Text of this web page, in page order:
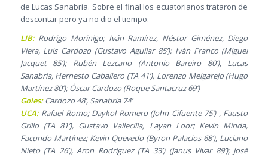
de Lucas Sanabria. Sobre el final los ecuatorianos trataron de
descontar pero ya no dio el tiempo.
LIB:Rodrigo Morinigo; Iván Ramírez, Néstor Giménez, Diego
Viera, Luis Cardozo (Gustavo Aguilar 85’); Iván Franco (Miguel
Jacquet 85’); Rubén Lezcano (Antonio Bareiro 80’), Lucas
Sanabria, Hernesto Caballero (TA 41’), Lorenzo Melgarejo (Hugo
Martínez 80’); Óscar Cardozo (Roque Santacruz 69’)
Goles:Cardozo 48’, Sanabria 74’
UCA:Rafael Romo; Daykol Romero (John Cifuente 75’) , Fausto
Grillo (TA 81’), Gustavo Vallecilla, Layan Loor; Kevin Minda,
Facundo Martínez; Kevin Quevedo (Byron Palacios 68’), Luciano
Nieto (TA 26’), Aron Rodríguez (TA 33’) (Janus Vivar 89’); José